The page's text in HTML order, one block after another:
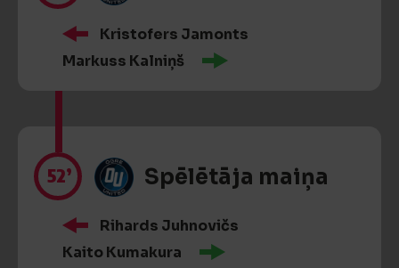
Kristofers Jamonts
Markuss Kalniņš
52’ Spēlētāja maiņa
Rihards Juhnovičs
Kaito Kumakura